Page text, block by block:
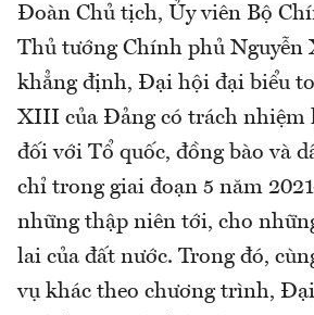
Đoàn Chủ tịch, Ủy viên Bộ
Thủ tướng Chính phủ Nguyễn
khẳng định, Đại hội đại biểu
XIII của Đảng có trách nhiệm
đối với Tổ quốc, đồng bào và
chỉ trong giai đoạn 5 năm
những thập niên tới, cho
lai của đất nước. Trong đó,
vụ khác theo chương trình,